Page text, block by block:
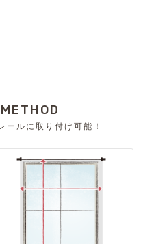
ールに取り付け可能！